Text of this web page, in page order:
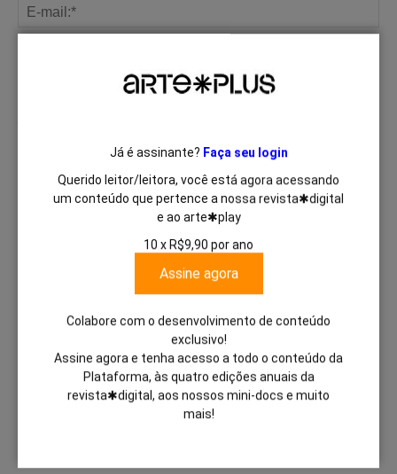
Já é assinante? Faça seu login
Querido leitor/leitora, você está agora acessando
um conteúdo que pertence a nossa revista✱digital
e ao arte✱play
10 x R$9,90 por ano
Assine agora
Colabore com o desenvolvimento de conteúdo
exclusivo!
Assine agora e tenha acesso a todo o conteúdo da
Plataforma, às quatro edições anuais da
revista✱digital, aos nossos mini-docs e muito
mais!